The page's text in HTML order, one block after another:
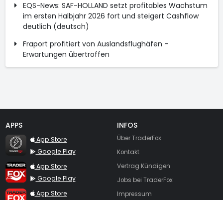
EQS-News: SAF-HOLLAND setzt profitables Wachstum
im ersten Halbjahr 2026 fort und steigert Cashflow
deutlich (deutsch)
Fraport profitiert von Auslandsflughäfen -
Erwartungen übertroffen
APPS
TraderFox Flash
App Store
Google Play
TraderFox App
App Store
Google Play
TraderFox Pro
App Store
INFOS
Über TraderFox
Kontakt
Vertrag Kündigen
Jobs bei TraderFox
Impressum